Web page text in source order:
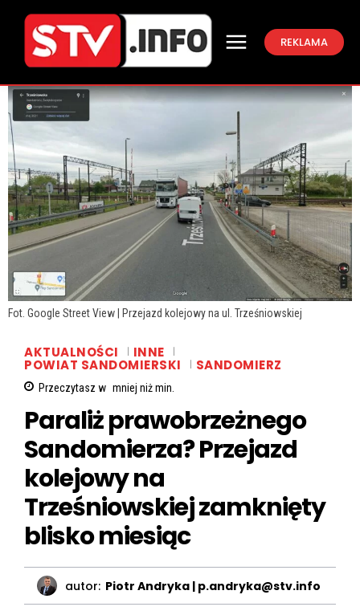
REKLAMA
Fot. Google Street View | Przejazd kolejowy na ul. Trześniowskiej
AKTUALNOŚCI INNE
POWIAT SANDOMIERSKI SANDOMIERZ
Przeczytasz w mniej niżmin.
Paraliż prawobrzeżnego
Sandomierza? Przejazd
kolejowy na
Trześniowskiej zamknięty
blisko miesiąc
autor: Piotr Andryka | p.andryka@stv.info